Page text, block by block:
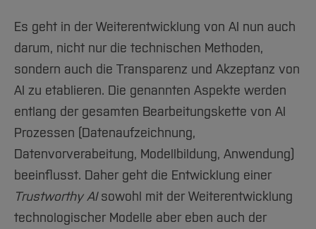
Es geht in der Weiterentwicklung von AI nun auch
darum, nicht nur die technischen Methoden,
sondern auch die Transparenz und Akzeptanz von
AI zu etablieren. Die genannten Aspekte werden
entlang der gesamten Bearbeitungskette von AI
Prozessen (Datenaufzeichnung,
Datenvorverabeitung, Modellbildung, Anwendung)
beeinflusst. Daher geht die Entwicklung einer
Trustworthy AIsowohl mit der Weiterentwicklung
technologischer Modelle aber eben auch der